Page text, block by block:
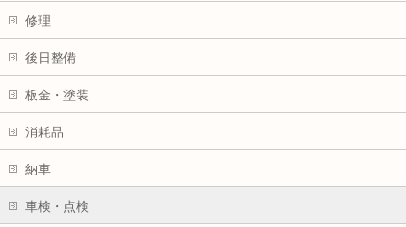
修理
後日整備
板金・塗装
消耗品
納車
車検・点検